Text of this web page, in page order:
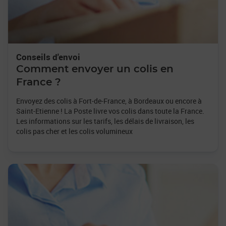
Conseils d'envoi
Comment envoyer un colis en
France ?
Envoyez des colis à Fort-de-France, à Bordeaux ou encore à
Saint-Etienne ! La Poste livre vos colis dans toute la France.
Les informations sur les tarifs, les délais de livraison, les
colis pas cher et les colis volumineux